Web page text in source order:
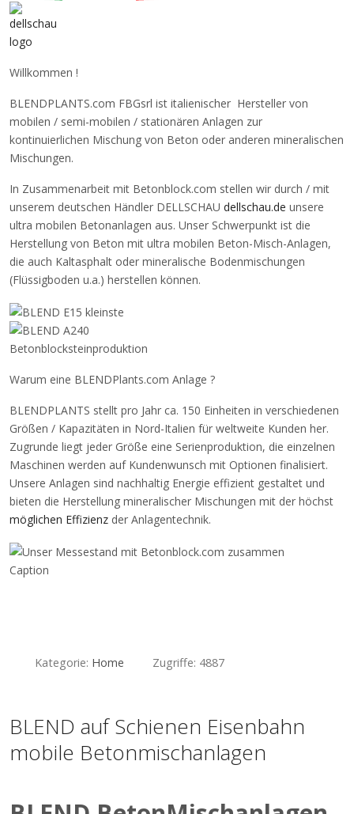
Willkommen !
BLENDPLANTS.com FBGsrl ist italienischer Hersteller von
mobilen / semi-mobilen / stationären Anlagen zur
kontinuierlichen Mischung von Beton oder anderen mineralischen
Mischungen.
In Zusammenarbeit mit Betonblock.com stellen wir durch / mit
unserem deutschen Händler DELLSCHAU dellschau.de unsere
ultra mobilen Betonanlagen aus. Unser Schwerpunkt ist die
Herstellung von Beton mit ultra mobilen Beton-Misch-Anlagen,
die auch Kaltasphalt oder mineralische Bodenmischungen
(Flüssigboden u.a.) herstellen können.
Warum eine BLENDPlants.com Anlage ?
BLENDPLANTS stellt pro Jahr ca. 150 Einheiten in verschiedenen
Größen / Kapazitäten in Nord-Italien für weltweite Kunden her.
Zugrunde liegt jeder Größe eine Serienproduktion, die einzelnen
Maschinen werden auf Kundenwunsch mit Optionen finalisiert.
Unsere Anlagen sind nachhaltig Energie effizient gestaltet und
bieten die Herstellung mineralischer Mischungen mit der höchst
möglichen Effizienz der Anlagentechnik.
Caption
Kategorie: Home Zugriffe: 4887
BLEND auf Schienen Eisenbahn
mobile Betonmischanlagen